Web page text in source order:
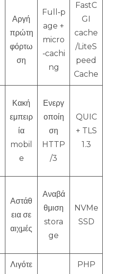
Αργή
πρώτη
φόρτω
ση
Full‑p
age +
micro
‑cachi
ng
FastC
GI
cache
/LiteS
peed
Cache
Κακή
εμπειρ
ία
mobil
e
Ενεργ
οποίη
ση
HTTP
/3
QUIC
+ TLS
1.3
Αστάθ
εια σε
αιχμές
Αναβά
θμιση
stora
ge
NVMe
SSD
Λιγότε
PHP